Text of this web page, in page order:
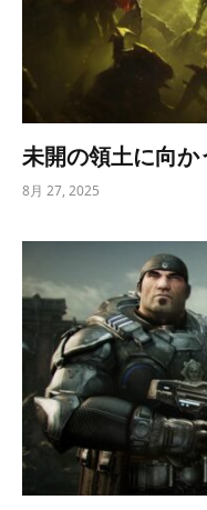
未開の領土に向
8月 27, 2025